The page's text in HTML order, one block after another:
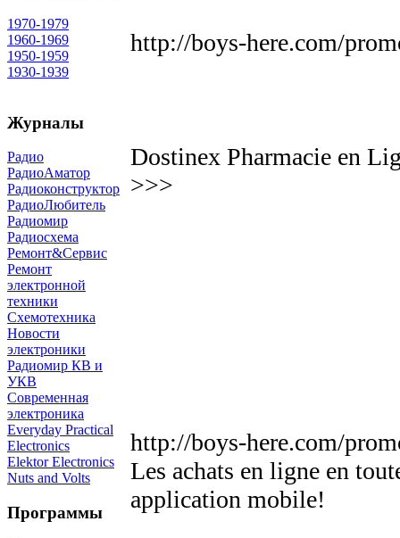
1970-1979
1960-1969
1950-1959
1930-1939
Журналы
Радио
РадиоАматор
Радиоконструктор
РадиоЛюбитель
Радиомир
Радиосхема
Ремонт&Сервис
Ремонт
электронной
техники
Схемотехника
Новости
электроники
Радиомир КВ и
УКВ
Современная
электроника
Everyday Practical
Electronics
Elektor Electronics
Nuts and Volts
Программы
http://boys-here.com/
Dostinex Pharmacie en
>>>
http://boys-here.com/
Les achats en ligne en
application mobile!